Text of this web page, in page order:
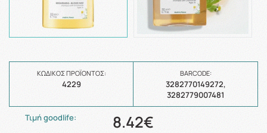
ΚΩΔΙΚΌΣ ΠΡΟΪΌΝΤΟΣ:
4229
BARCODE:
3282770149272,
3282779007481
Τιμή goodlife: 8.42€